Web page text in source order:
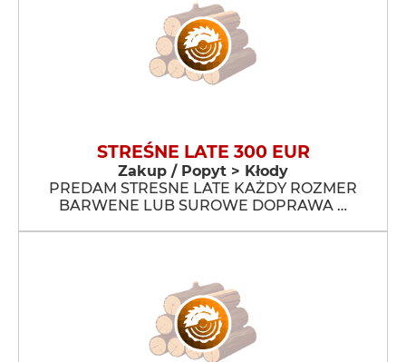
STREŚNE LATE 300 EUR
Zakup / Popyt > Kłody
PREDAM STRESNE LATE KAŻDY ROZMER
BARWENE LUB SUROWE DOPRAWA …